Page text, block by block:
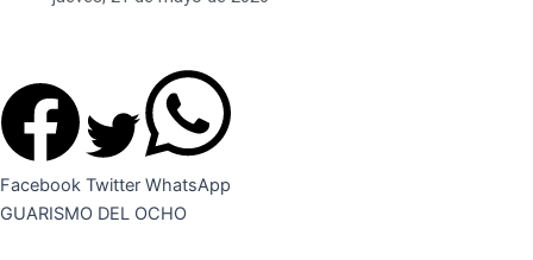
Facebook Twitter WhatsApp
GUARISMO DEL OCHO